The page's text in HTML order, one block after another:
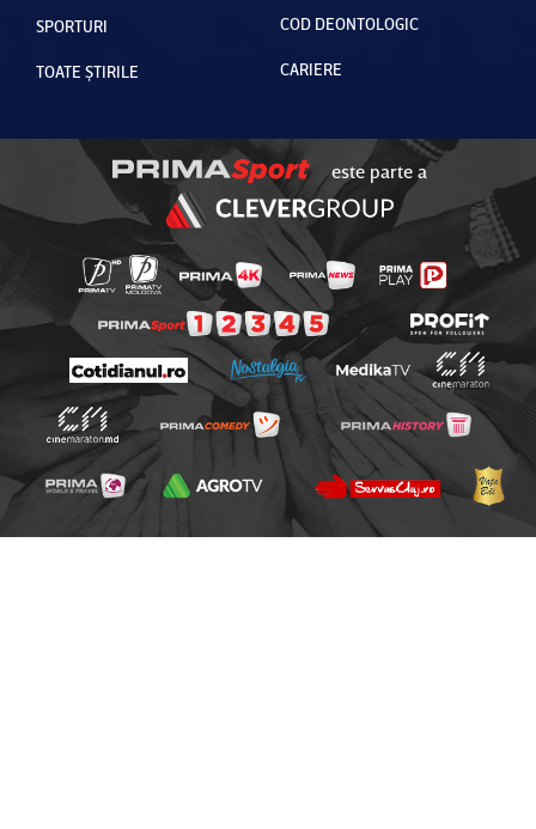
SPORTURI
TOATE ȘTIRILE
COD DEONTOLOGIC
CARIERE
este parte a